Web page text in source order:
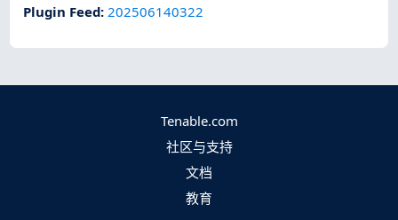
Plugin Feed:202506140322
Tenable.com
社区与支持
文档
教育